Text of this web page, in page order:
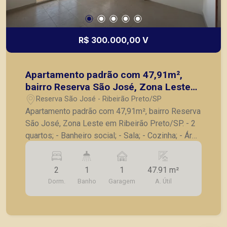
R$ 300.000,00 V
Apartamento padrão com 47,91m²,
bairro Reserva São José, Zona Leste
em Ribeirão Preto/SP.
Reserva São José - Ribeirão Preto/SP
Apartamento padrão com 47,91m², bairro Reserva
São José, Zona Leste em Ribeirão Preto/SP. - 2
quartos; - Banheiro social; - Sala; - Cozinha; - Área
de serviço; - Varanda gourmet; - 1 vaga de
garagem. A Piramid tem como objetivo atender
seus clientes com agilidade e segurança, em
locação, vendas de imóveis prontos, usados ou
mesmo nos principais lançamentos da cidade de
2
Dorm.
1
Banho
1
Garagem
47.91 m²
A. Útil